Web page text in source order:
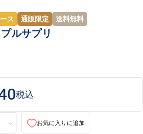
ス 通販限定 送料無料
ルサプリ
税込
お気に入りに追加